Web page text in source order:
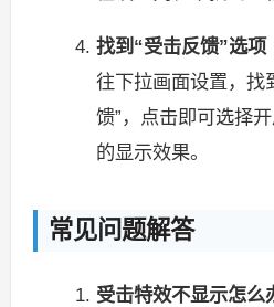
找到“受击反馈”选项
往下拉画面设置，找
馈”，点击即可选择
的显示效果。
常见问题解答
受击特效不显示怎么